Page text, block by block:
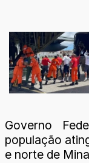
Governo
população
e norte de